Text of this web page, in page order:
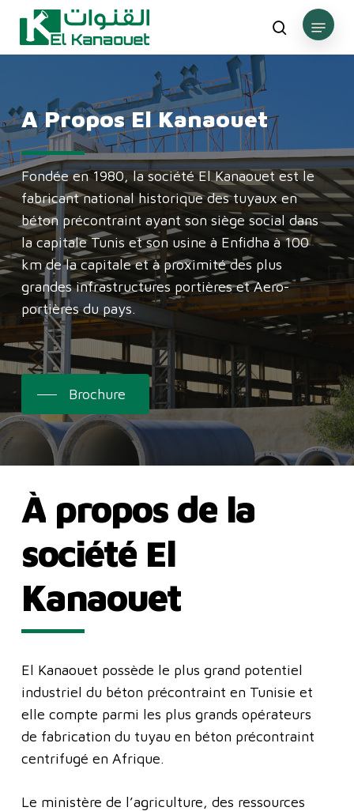
main
Recherche
Menu
A Propos El Kanaouet
Fondée en 1980, la société El Kanaouet est le
fabricant national historique des tuyaux en
béton précontraint ayant son siège social dans
la capitale Tunis et son usine à Enfidha à 100
km de la capitale et à proximité des plus
grandes infrastructures portières et Aero-
portières du pays.
Brochure
À propos de la
société El
Kanaouet
El Kanaouet possède le plus grand potentiel
industriel du béton précontraint en Tunisie et
elle compte parmi les plus grands opérateurs
de fabrication du tuyau en béton précontraint
centrifugé en Afrique.
Le ministère de l’agriculture, des ressources